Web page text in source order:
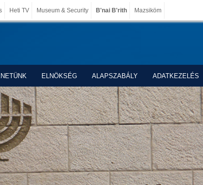
Heti TV Museum & Security B'nai B'rith Mazsiköm
ELNÖKSÉG ALAPSZABÁLY ADATKEZELÉS